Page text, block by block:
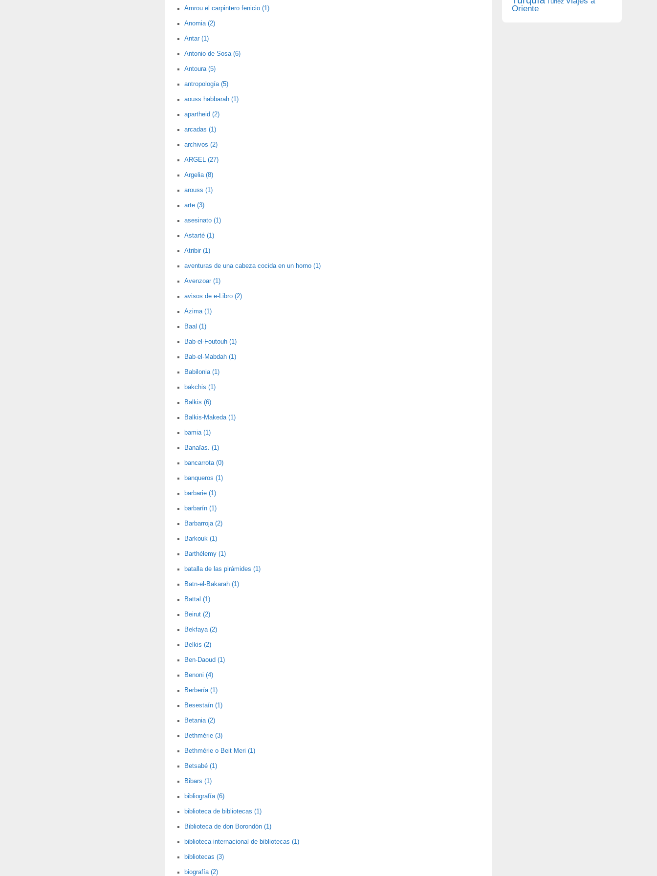
Amrou el carpintero fenicio (1)
Anomia (2)
Antar (1)
Antonio de Sosa (6)
Antoura (5)
antropología (5)
aouss habbarah (1)
apartheid (2)
arcadas (1)
archivos (2)
ARGEL (27)
Argelia (8)
arouss (1)
arte (3)
asesinato (1)
Astarté (1)
Atribir (1)
aventuras de una cabeza cocida en un horno (1)
Avenzoar (1)
avisos de e-Libro (2)
Azima (1)
Baal (1)
Bab-el-Foutouh (1)
Bab-el-Mabdah (1)
Babilonia (1)
bakchis (1)
Balkis (6)
Balkis-Makeda (1)
bamia (1)
Banaïas. (1)
bancarrota (0)
banqueros (1)
barbarie (1)
barbarín (1)
Barbarroja (2)
Barkouk (1)
Barthélemy (1)
batalla de las pirámides (1)
Batn-el-Bakarah (1)
Battal (1)
Beirut (2)
Bekfaya (2)
Belkis (2)
Ben-Daoud (1)
Benoni (4)
Berbería (1)
Besestaín (1)
Betania (2)
Bethmérie (3)
Bethmérie o Beit Meri (1)
Betsabé (1)
Bibars (1)
bibliografía (6)
biblioteca de bibliotecas (1)
Biblioteca de don Borondón (1)
biblioteca internacional de bibliotecas (1)
bibliotecas (3)
biografía (2)
Oriente